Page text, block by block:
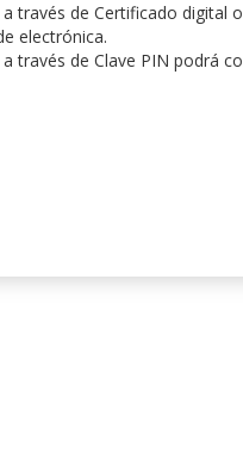
través de Certificado
electrónica.
través de Clave PIN podrá